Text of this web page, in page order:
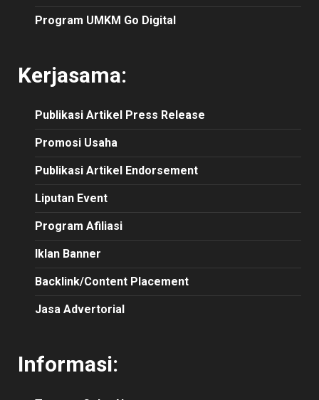
Program UMKM Go Digital
Kerjasama:
Publikasi Artikel Press Release
Promosi Usaha
Publikasi Artikel Endorsement
Liputan Event
Program Afiliasi
Iklan Banner
Backlink/Content Placement
Jasa Advertorial
Informasi: